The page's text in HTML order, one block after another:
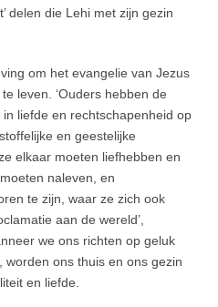
delen die Lehi met zijn gezin
om het evangelie van Jezus
leven. ‘Ouders hebben de
liefde en rechtschapenheid op
en geestelijke
elkaar moeten liefhebben en
naleven, en
te zijn, waar ze zich ook
aan de wereld’,
we ons richten op geluk
ons thuis en ons gezin
en liefde.